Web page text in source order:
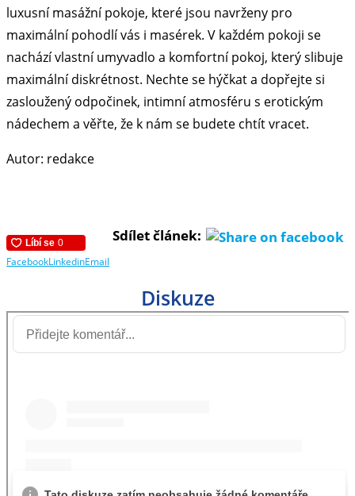
luxusní masážní pokoje, které jsou navrženy pro
maximální pohodlí vás i masérek. V každém pokoji se
nachází vlastní umyvadlo a komfortní pokoj, který slibuje
maximální diskrétnost. Nechte se hýčkat a dopřejte si
zasloužený odpočinek, intimní atmosféru s erotickým
nádechem a věřte, že k nám se budete chtít vracet.
Autor: redakce
Sdílet článek:
FacebookLinkedinEmail
Diskuze